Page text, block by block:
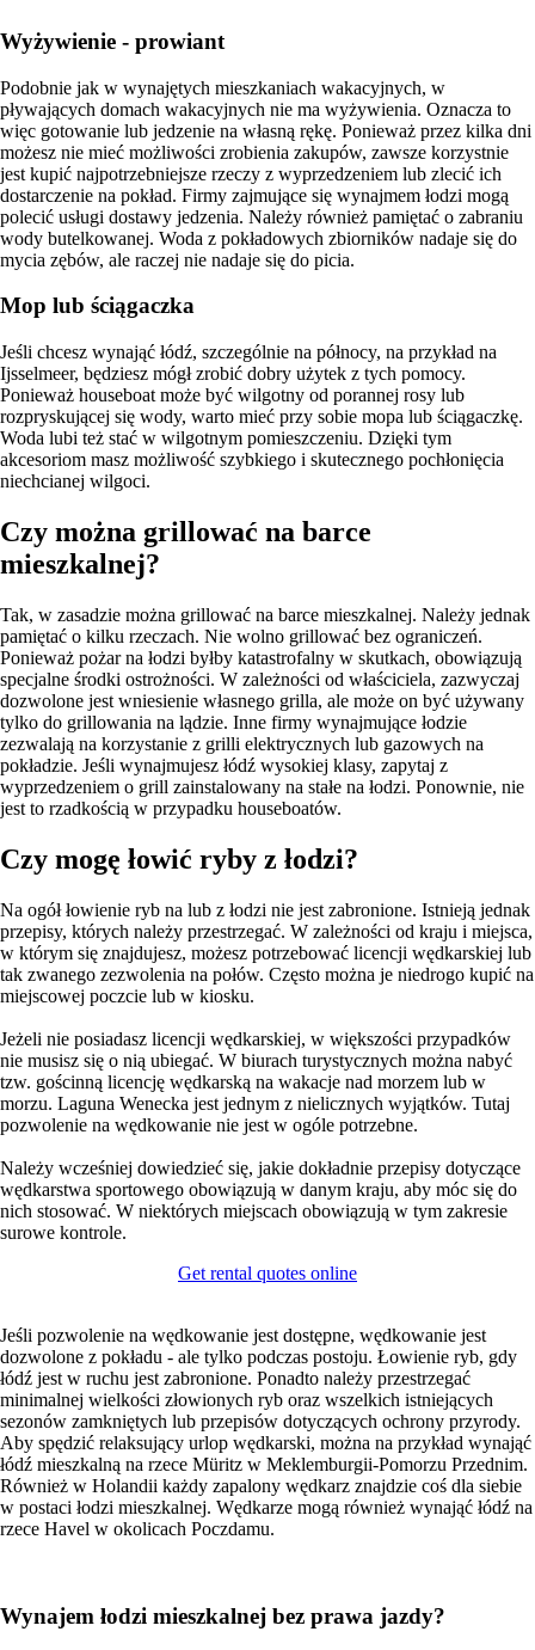
Wyżywienie - prowiant
Podobnie jak w wynajętych mieszkaniach wakacyjnych, w
pływających domach wakacyjnych nie ma wyżywienia. Oznacza to
więc gotowanie lub jedzenie na własną rękę. Ponieważ przez kilka dni
możesz nie mieć możliwości zrobienia zakupów, zawsze korzystnie
jest kupić najpotrzebniejsze rzeczy z wyprzedzeniem lub zlecić ich
dostarczenie na pokład. Firmy zajmujące się wynajmem łodzi mogą
polecić usługi dostawy jedzenia. Należy również pamiętać o zabraniu
wody butelkowanej. Woda z pokładowych zbiorników nadaje się do
mycia zębów, ale raczej nie nadaje się do picia.
Mop lub ściągaczka
Jeśli chcesz wynająć łódź, szczególnie na północy, na przykład na
Ijsselmeer, będziesz mógł zrobić dobry użytek z tych pomocy.
Ponieważ houseboat może być wilgotny od porannej rosy lub
rozpryskującej się wody, warto mieć przy sobie mopa lub ściągaczkę.
Woda lubi też stać w wilgotnym pomieszczeniu. Dzięki tym
akcesoriom masz możliwość szybkiego i skutecznego pochłonięcia
niechcianej wilgoci.
Czy można grillować na barce
mieszkalnej?
Tak, w zasadzie można grillować na barce mieszkalnej. Należy jednak
pamiętać o kilku rzeczach. Nie wolno grillować bez ograniczeń.
Ponieważ pożar na łodzi byłby katastrofalny w skutkach, obowiązują
specjalne środki ostrożności. W zależności od właściciela, zazwyczaj
dozwolone jest wniesienie własnego grilla, ale może on być używany
tylko do grillowania na lądzie. Inne firmy wynajmujące łodzie
zezwalają na korzystanie z grilli elektrycznych lub gazowych na
pokładzie. Jeśli wynajmujesz łódź wysokiej klasy, zapytaj z
wyprzedzeniem o grill zainstalowany na stałe na łodzi. Ponownie, nie
jest to rzadkością w przypadku houseboatów.
Czy mogę łowić ryby z łodzi?
Na ogół łowienie ryb na lub z łodzi nie jest zabronione. Istnieją jednak
przepisy, których należy przestrzegać. W zależności od kraju i miejsca,
w którym się znajdujesz, możesz potrzebować licencji wędkarskiej lub
tak zwanego zezwolenia na połów. Często można je niedrogo kupić na
miejscowej poczcie lub w kiosku.
Jeżeli nie posiadasz licencji wędkarskiej, w większości przypadków
nie musisz się o nią ubiegać. W biurach turystycznych można nabyć
tzw. gościnną licencję wędkarską na wakacje nad morzem lub w
morzu. Laguna Wenecka jest jednym z nielicznych wyjątków. Tutaj
pozwolenie na wędkowanie nie jest w ogóle potrzebne.
Należy wcześniej dowiedzieć się, jakie dokładnie przepisy dotyczące
wędkarstwa sportowego obowiązują w danym kraju, aby móc się do
nich stosować. W niektórych miejscach obowiązują w tym zakresie
surowe kontrole.
Get rental quotes online
Jeśli pozwolenie na wędkowanie jest dostępne, wędkowanie jest
dozwolone z pokładu - ale tylko podczas postoju. Łowienie ryb, gdy
łódź jest w ruchu jest zabronione. Ponadto należy przestrzegać
minimalnej wielkości złowionych ryb oraz wszelkich istniejących
sezonów zamkniętych lub przepisów dotyczących ochrony przyrody.
Aby spędzić relaksujący urlop wędkarski, można na przykład wynająć
łódź mieszkalną na rzece Müritz w Meklemburgii-Pomorzu Przednim.
Również w Holandii każdy zapalony wędkarz znajdzie coś dla siebie
w postaci łodzi mieszkalnej. Wędkarze mogą również wynająć łódź na
rzece Havel w okolicach Poczdamu.
Wynajem łodzi mieszkalnej bez prawa jazdy?